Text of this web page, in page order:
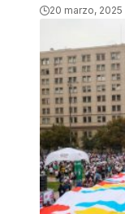
20 marzo, 2025